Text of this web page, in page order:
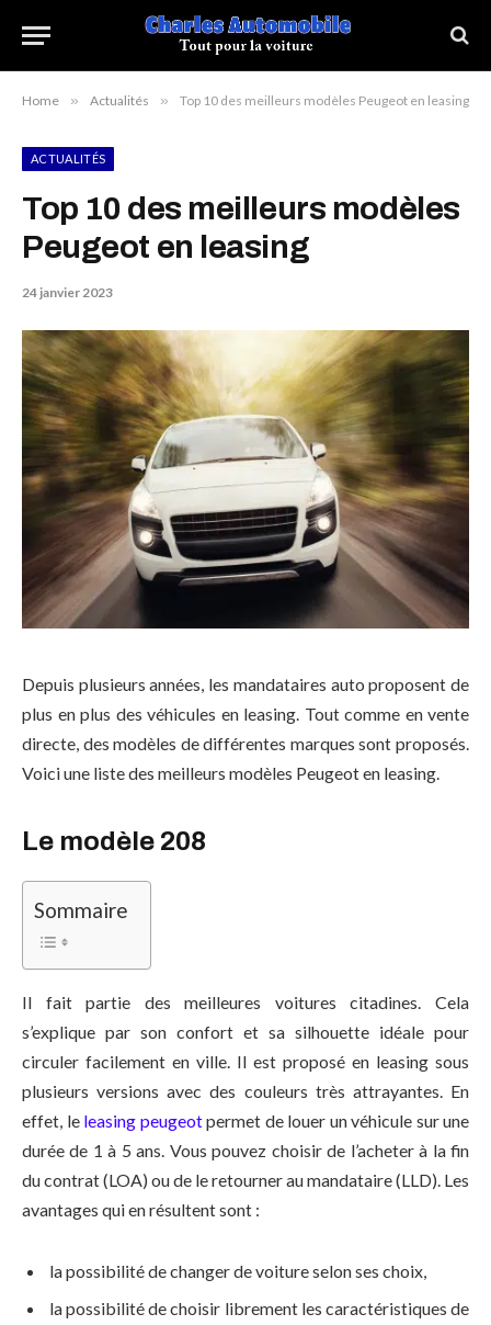
Home » Actualités » Top 10 des meilleurs modèles Peugeot en leasing
ACTUALITÉS
Top 10 des meilleurs modèles
Peugeot en leasing
24 janvier 2023
Depuis plusieurs années, les mandataires auto proposent de
plus en plus des véhicules en leasing. Tout comme en vente
directe, des modèles de différentes marques sont proposés.
Voici une liste des meilleurs modèles Peugeot en leasing.
Le modèle 208
Sommaire
Il fait partie des meilleures voitures citadines. Cela
s’explique par son confort et sa silhouette idéale pour
circuler facilement en ville. Il est proposé en leasing sous
plusieurs versions avec des couleurs très attrayantes. En
effet, le leasing peugeotpermet de louer un véhicule sur une
durée de 1 à 5 ans. Vous pouvez choisir de l’acheter à la fin
du contrat (LOA) ou de le retourner au mandataire (LLD). Les
avantages qui en résultent sont :
la possibilité de changer de voiture selon ses choix,
la possibilité de choisir librement les caractéristiques de